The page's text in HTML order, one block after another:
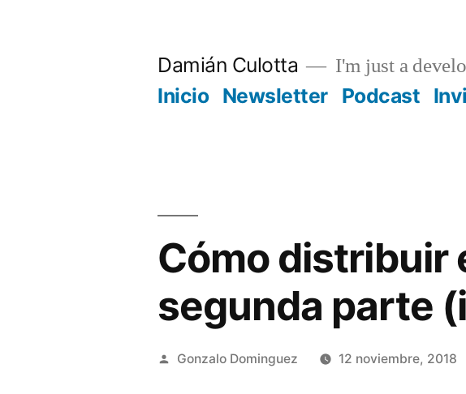
Damián Culotta I'm just a
Inicio Newsletter Podcast
Cómo distribuir
segunda parte
Publicado
Gonzalo Dominguez 12 noviembre, 2018